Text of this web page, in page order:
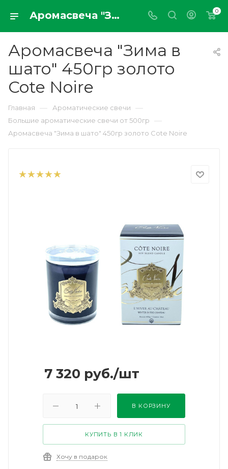
Аромасвеча "Зима в шато" 450гр золото Cote Noire 0
Аромасвеча "Зима в
шато" 450гр золото
Cote Noire
Главная — Ароматические свечи —
Большие ароматические свечи от 500гр —
Аромасвеча "Зима в шато" 450гр золото Cote Noire
7 320 руб./шт
В КОРЗИНУ
КУПИТЬ В 1 КЛИК
Хочу в подарок